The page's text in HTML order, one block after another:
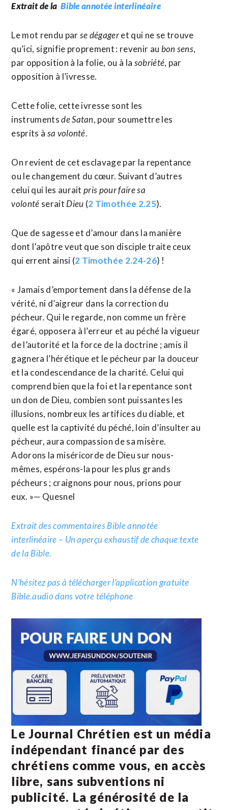
Extrait de laBible annotée interlinéaire
Le mot rendu parse dégageret qui ne se trouve
qu’ici, signifie proprement : revenir au bon sens,
par opposition à la folie, ou à la sobriété, par
opposition à l’ivresse.
Cette folie, cette ivresse sont les
instrumentsde Satan, pour soumettre les
esprits à sa volonté.
On revient de cet esclavage par la repentance
ou le changement du cœur. Suivant d’autres
celui qui les auraitpris pour faire sa
volonté serait Dieu (2 Timothée 2.25).
Que de sagesse et d’amour dans la manière
dont l’apôtre veut que son disciple traite ceux
qui errent ainsi (2 Timothée 2.24-26) !
« Jamais d’emportement dans la défense de la
vérité, ni d’aigreur dans la correction du
pécheur. Qui le regarde, non comme un frère
égaré, opposera à l’erreur et au péché la vigueur
de l’autorité et la force de la doctrine ; amis il
gagnera l’hérétique et le pécheur par la douceur
et la condescendance de la charité. Celui qui
comprend bien que la foi et la repentance sont
un don de Dieu, combien sont puissantes les
illusions, nombreux les artifices du diable, et
quelle est la captivité du péché, loin d’insulter au
pécheur, aura compassion de sa misère.
Adorons la miséricorde de Dieu sur nous-
mêmes, espérons-la pour les plus grands
pécheurs ; craignons pour nous, prions pour
eux. »— Quesnel
Extrait des commentaires Bible annotée
interlinéaire – Un aperçu exhaustif de chaque texte
de la Bible.
N’hésitez pas à télécharger l’application gratuite
Bible.audio dans votre téléphone
Le Journal Chrétien est un média
indépendant financé par des
chrétiens comme vous, en accès
libre, sans subventions ni
publicité. La générosité de la